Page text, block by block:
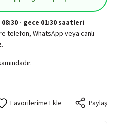
08:30 - gece 01:30 saatleri
telefon, WhatsApp veya canlı
Paylaş